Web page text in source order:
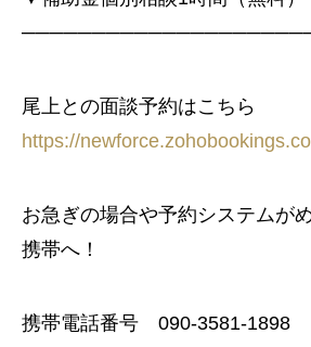
尾上との面談予約はこちら
https://
お急ぎの場合や予約システムが
携帯へ！
携帯電話番号 090-3581-1898